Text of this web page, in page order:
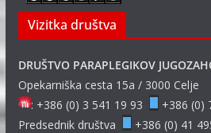
Vizitka društva
DRUŠTVO PARAPLEGIKOV
Opekarniška cesta 15a / 3000 Celje
: +386 (0) 3 541 19 93
+386 (0)
Predsednik društva
+386 (0) 41